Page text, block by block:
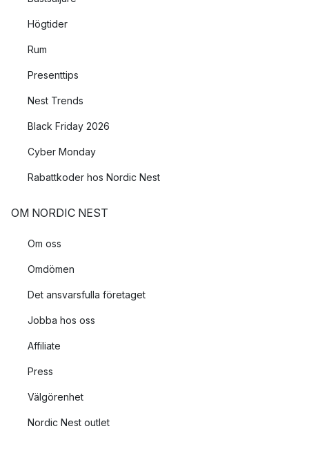
Högtider
Rum
Presenttips
Nest Trends
Black Friday 2026
Cyber Monday
Rabattkoder hos Nordic Nest
OM NORDIC NEST
Om oss
Omdömen
Det ansvarsfulla företaget
Jobba hos oss
Affiliate
Press
Välgörenhet
Nordic Nest outlet